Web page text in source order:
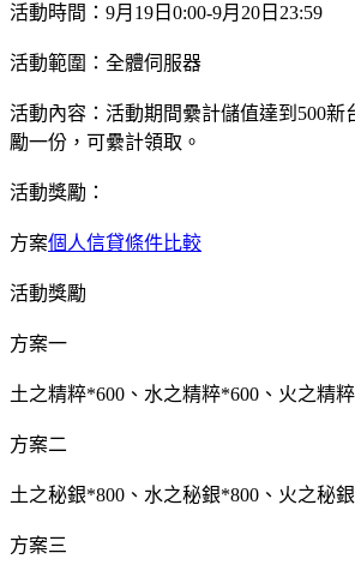
活動時間：9月19日0:00-9月20日23:59
活動範圍：全體伺服器
活動內容：活動期間纍計儲值達到500新
勵一份，可纍計領取。
活動獎勵：
方案個人信貸條件比較
活動獎勵
方案一
土之精粹*600、水之精粹*600、火之精
方案二
土之秘銀*800、水之秘銀*800、火之秘
方案三